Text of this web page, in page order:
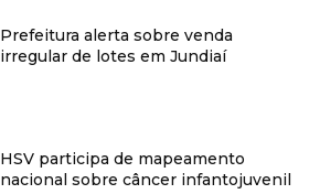
Prefeitura alerta sobre venda
irregular de lotes em Jundiaí
HSV participa de mapeamento
nacional sobre câncer infantojuvenil